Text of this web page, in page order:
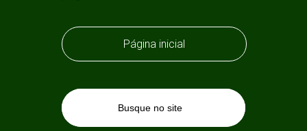
Página inicial